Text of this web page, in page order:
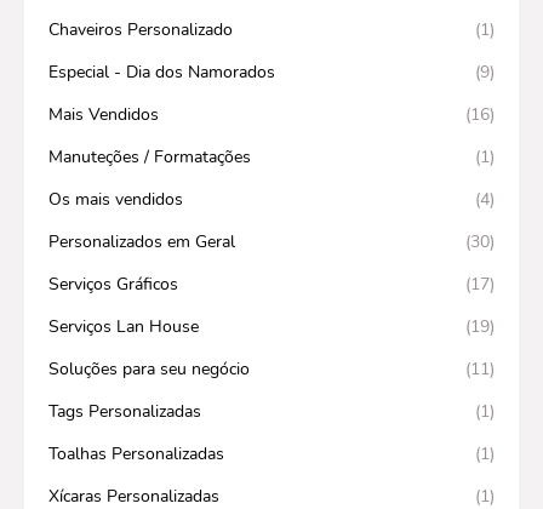
Chaveiros Personalizado
(1)
Especial - Dia dos Namorados
(9)
Mais Vendidos
(16)
Manuteções / Formatações
(1)
Os mais vendidos
(4)
Personalizados em Geral
(30)
Serviços Gráficos
(17)
Serviços Lan House
(19)
Soluções para seu negócio
(11)
Tags Personalizadas
(1)
Toalhas Personalizadas
(1)
Xícaras Personalizadas
(1)